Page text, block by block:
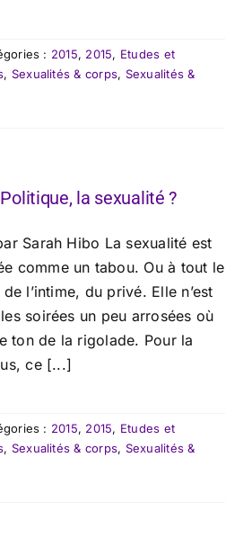
: 2015, 2015, Etudes et
, Sexualités & corps, Sexualités &
la sexualité ?
Sarah Hibo La sexualité est
comme un tabou. Ou à tout le
l’intime, du privé. Elle n’est
soirées un peu arrosées où
ton de la rigolade. Pour la
ce [...]
: 2015, 2015, Etudes et
, Sexualités & corps, Sexualités &